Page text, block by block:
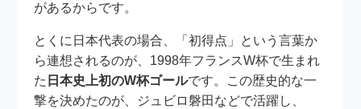
があるからです。
とくに日本代表の場合、「初得点」という言葉か
ら連想されるのが、1998年フランスW杯で生まれ
た 日本史上初のW杯ゴールです。この歴史的な一
撃を決めたのが、ジュビロ磐田などで活躍し、